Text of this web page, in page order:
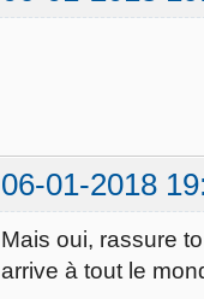
06-01-2018
Mais oui, rassure
arrive à tout le